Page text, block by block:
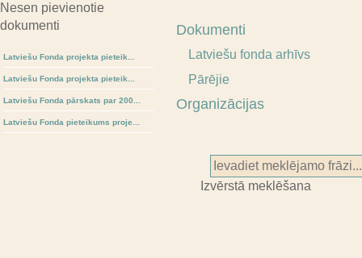
Nesen pievienotie
dokumenti
Latviešu Fonda projekta pieteik...
Latviešu Fonda projekta pieteik...
Latviešu Fonda pārskats par 200...
Latviešu Fonda pieteikums proje...
Dokumenti
Latviešu fonda arhīvs
Pārējie
Organizācijas
Izvērstā meklēšana